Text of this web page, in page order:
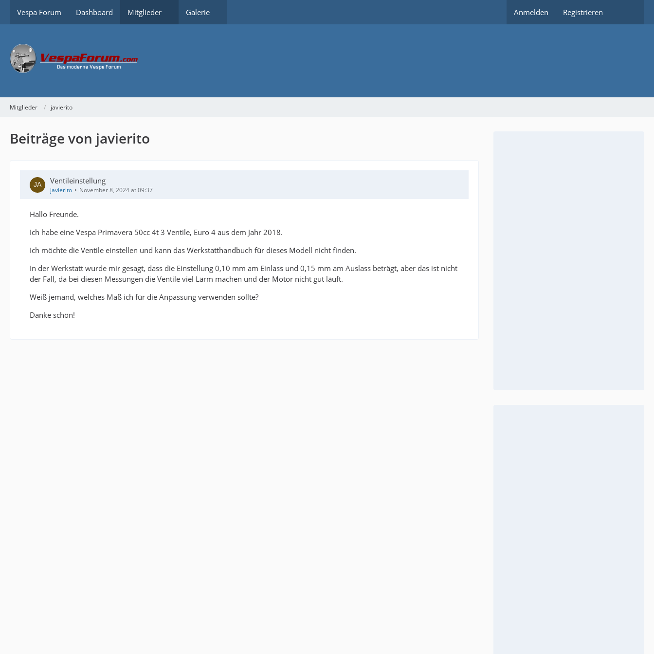
Vespa Forum Dashboard Mitglieder Galerie Anmelden Registrieren
Mitglieder javierito
Beiträge von javierito
Ventileinstellung
javierito November 8, 2024 at 09:37
Hallo Freunde.
Ich habe eine Vespa Primavera 50cc 4t 3 Ventile, Euro 4 aus dem Jahr 2018.
Ich möchte die Ventile einstellen und kann das Werkstatthandbuch für dieses Modell nicht finden.
In der Werkstatt wurde mir gesagt, dass die Einstellung 0,10 mm am Einlass und 0,15 mm am Auslass beträgt, aber das ist nicht
der Fall, da bei diesen Messungen die Ventile viel Lärm machen und der Motor nicht gut läuft.
Weiß jemand, welches Maß ich für die Anpassung verwenden sollte?
Danke schön!